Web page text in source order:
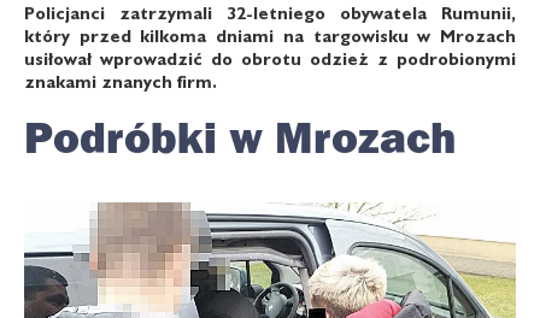
Policjanci zatrzymali 32-letniego obywatela Rumunii,
który przed kilkoma dniami na targowisku w Mrozach
usiłował wprowadzić do obrotu odzież z podrobionymi
znakami znanych firm.
Podróbki w Mrozach